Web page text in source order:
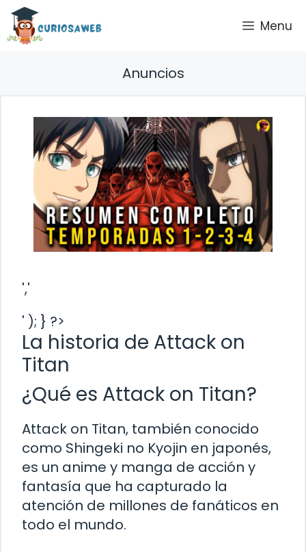
Saltar
contenido
Menu
Anuncios
','
' ); } ?>
La historia de Attack on
Titan
¿Qué es Attack on Titan?
Attack on Titan, también conocido
como Shingeki no Kyojin en japonés,
es un anime y manga de acción y
fantasía que ha capturado la
atención de millones de fanáticos en
todo el mundo.